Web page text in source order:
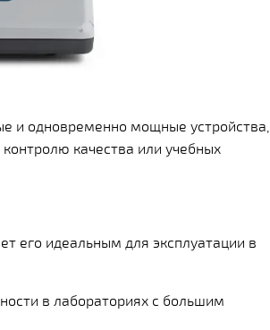
и одновременно мощные устройства,
качества или учебных
его идеальным для эксплуатации в
в лабораториях с большим